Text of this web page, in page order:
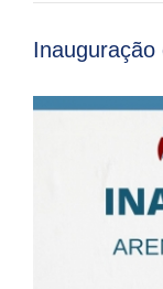
Inauguração